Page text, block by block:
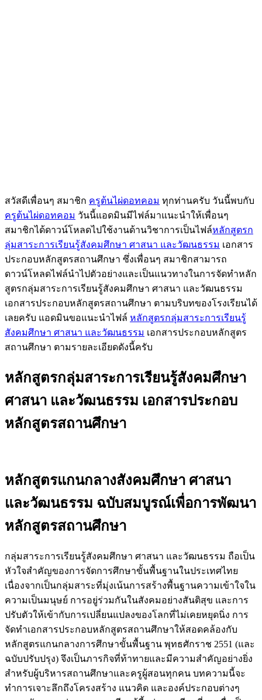
สวัสดีเพื่อนๆ สมาชิก ครูต้นไผ่ดอทคอม ทุกท่านครับ วันนี้พบกับ
ครูต้นไผ่ดอทคอม วันนี้แอดมินมีไฟล์มาแนะนำให้เพื่อนๆ
สมาชิกได้ดาวน์โหลดไปใช้งานด้านวิชาการเป็นไฟล์หลักสูตรก
ลุ่มสาระการเรียนรู้สังคมศึกษา ศาสนา และวัฒนธรรม เอกสาร
ประกอบหลักสูตรสถานศึกษา ซึ่งเพื่อนๆ สมาชิกสามารถ
ดาวน์โหลดไฟล์นำไปตัวอย่างและเป็นแนวทางในการจัดทำหลัก
สูตรกลุ่มสาระการเรียนรู้สังคมศึกษา ศาสนา และวัฒนธรรม
เอกสารประกอบหลักสูตรสถานศึกษา ตามบริบทของโรงเรียนได้
เลยครับ แอดมินขอแนะนำไฟล์ หลักสูตรกลุ่มสาระการเรียนรู้
สังคมศึกษา ศาสนา และวัฒนธรรม เอกสารประกอบหลักสูตร
สถานศึกษา ตามรายละเอียดดังนี้ครับ
หลักสูตรกลุ่มสาระการเรียนรู้สังคมศึกษา
ศาสนา และวัฒนธรรม เอกสารประกอบ
หลักสูตรสถานศึกษา
หลักสูตรแกนกลางสังคมศึกษา ศาสนา
และวัฒนธรรม ฉบับสมบูรณ์เพื่อการพัฒนา
หลักสูตรสถานศึกษา
กลุ่มสาระการเรียนรู้สังคมศึกษา ศาสนา และวัฒนธรรม ถือเป็น
หัวใจสำคัญของการจัดการศึกษาขั้นพื้นฐานในประเทศไทย
เนื่องจากเป็นกลุ่มสาระที่มุ่งเน้นการสร้างพื้นฐานความเข้าใจใน
ความเป็นมนุษย์ การอยู่ร่วมกันในสังคมอย่างสันติสุข และการ
ปรับตัวให้เข้ากับการเปลี่ยนแปลงของโลกที่ไม่เคยหยุดนิ่ง การ
จัดทำเอกสารประกอบหลักสูตรสถานศึกษาให้สอดคล้องกับ
หลักสูตรแกนกลางการศึกษาขั้นพื้นฐาน พุทธศักราช 2551 (และ
ฉบับปรับปรุง) จึงเป็นภารกิจที่ท้าทายและมีความสำคัญอย่างยิ่ง
สำหรับผู้บริหารสถานศึกษาและครูผู้สอนทุกคน บทความนี้จะ
ทำการเจาะลึกถึงโครงสร้าง แนวคิด และองค์ประกอบต่างๆ